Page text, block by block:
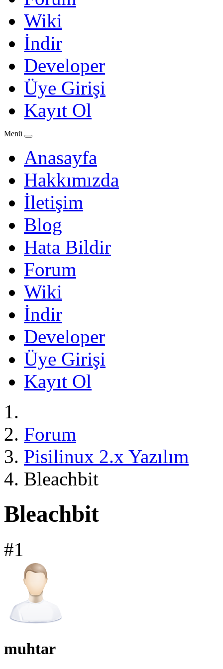
Wiki
İndir
Developer
Üye Girişi
Kayıt Ol
Menü
Anasayfa
Hakkımızda
İletişim
Blog
Hata Bildir
Forum
Wiki
İndir
Developer
Üye Girişi
Kayıt Ol
Forum
Pisilinux 2.x Yazılım
Bleachbit
Bleachbit
#1
muhtar